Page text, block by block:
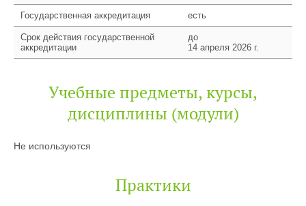
Государственная аккредитация есть
Срок действия государственной
аккредитации
до
14 апреля 2026 г.
Учебные предметы, курсы,
дисциплины (модули)
Не используются
Практики